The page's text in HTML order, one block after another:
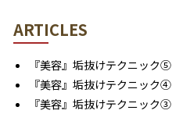
ARTICLES
『美容』垢抜けテクニック⑤
『美容』垢抜けテクニック④
『美容』垢抜けテクニック③